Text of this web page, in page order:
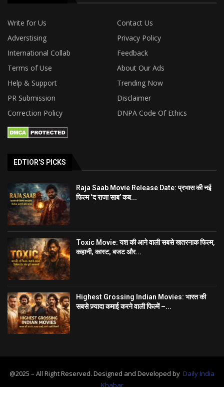
Write for Us
Contact Us
Adverstising
Privacy Policy
International Collab
Feedback
Terms of Use
About Our Ads
Help & Support
Trending Now
PR Submission
Disclaimer
Correction Policy
DNPA Code Of Ethics
EDTIOR'S PICKS
Raja Saab Movie Release Date: प्रभास की नई
फिल्म ‘द राजा साब’ कब...
Toxic Movie: यश की आने वाली सबसे खतरनाक फिल्म,
कहानी, कास्ट, बजट और...
Highest Grossing Indian Movies: भारत की
सबसे ज़्यादा कमाई करने वाली फिल्में –...
@2025 – All Right Reserved. Designed and Developed by Daily India
Khabar